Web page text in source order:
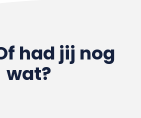
had jij nog
wat?